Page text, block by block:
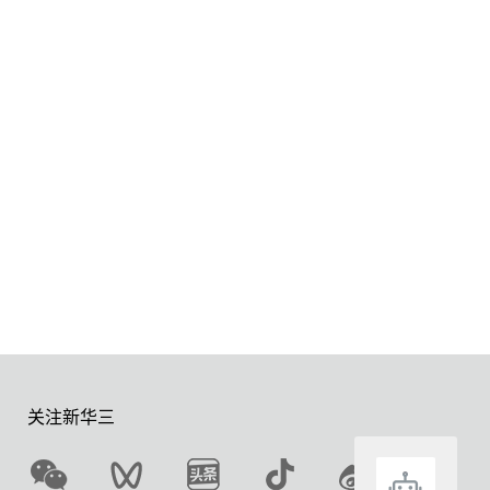
关注新华三